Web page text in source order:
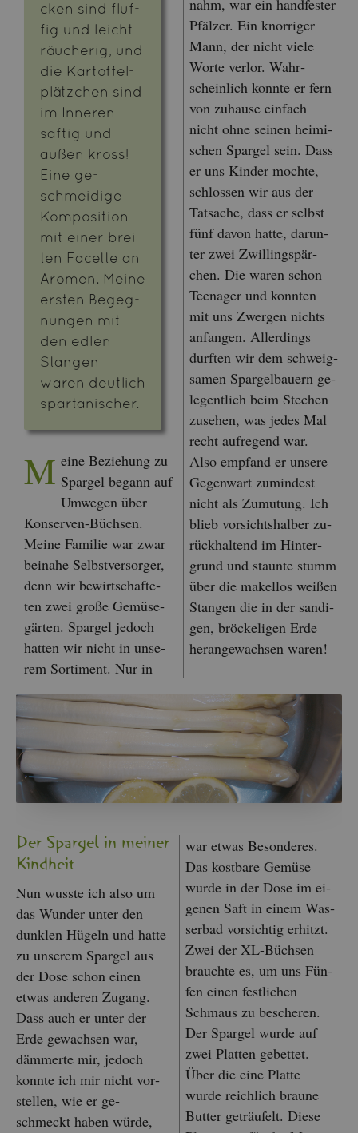
cken sind fluf­
fig und leicht
räu­che­rig, und
die Kar­tof­fel­
plätz­chen sind
im In­ne­ren
saf­tig und
außen kross!
Eine ge­
schmei­di­ge
Kom­po­si­ti­on
mit einer brei­
ten Fa­cet­te an
Aro­men. Meine
ers­ten Be­geg­
nun­gen mit
den edlen
Stan­gen
waren deut­lich
spar­ta­ni­scher.
M eine Be­zie­hung zu
Spar­gel be­gann auf
Um­we­gen über
Kon­ser­ven-Büch­sen.
Meine Fa­mi­lie war zwar
bei­na­he Selbst­ver­sor­ger,
denn wir be­wirt­schaf­te­
ten zwei große Ge­mü­se­
gär­ten. Spar­gel je­doch
hat­ten wir nicht in un­se­
rem Sor­ti­ment. Nur in
Pfäl­zer. Ein knor­ri­ger
Mann, der nicht viele
Worte ver­lor. Wahr­
schein­lich konn­te er fern
von zu­hau­se ein­fach
nicht ohne sei­nen hei­mi­
schen Spar­gel sein. Dass
er uns Kin­der moch­te,
schlos­sen wir aus der
Tat­sa­che, dass er selbst
fünf davon hatte, dar­un­
ter zwei Zwil­lings­pär­
chen. Die waren schon
Teen­ager und konn­ten
mit uns Zwer­gen nichts
an­fan­gen. Al­ler­dings
durf­ten wir dem schweig­
sa­men Spar­gel­bau­ern ge­
le­gent­lich beim Ste­chen
zu­se­hen, was jedes Mal
recht auf­re­gend war.
Also emp­fand er un­se­re
Ge­gen­wart zu­min­dest
nicht als Zu­mu­tung. Ich
blieb vor­sichts­hal­ber zu­
rück­hal­tend im Hin­ter­
grund und staun­te stumm
über die ma­kel­los wei­ßen
Stan­gen die in der san­di­
gen, brö­cke­li­gen Erde
her­an­ge­wach­sen waren!
Der Spar­gel in mei­ner
Kind­heit
Nun wuss­te ich also um
das Wun­der unter den
dunk­len Hü­geln und hatte
zu un­se­rem Spar­gel aus
der Dose schon einen
etwas an­de­ren Zu­gang.
Dass auch er unter der
Erde ge­wach­sen war,
däm­mer­te mir, je­doch
konn­te ich mir nicht vor­
stel­len, wie er ge­
schmeckt haben würde,
war etwas Be­son­de­res.
Das kost­ba­re Ge­mü­se
wurde in der Dose im ei­
ge­nen Saft in einem Was­
ser­bad vor­sich­tig er­hitzt.
Zwei der XL-Büch­sen
brauch­te es, um uns Fün­
fen einen fest­li­chen
Schmaus zu be­sche­ren.
Der Spar­gel wurde auf
zwei Plat­ten ge­bet­tet.
Über die eine Plat­te
wurde reich­lich brau­ne
But­ter ge­träu­felt. Diese